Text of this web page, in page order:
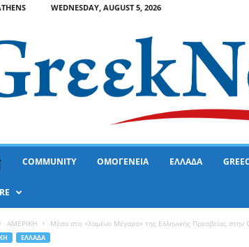
WEDNESDAY, AUGUST 5, 2026
COMMUNITY ΟΜΟΓΕΝΕΙΑ ΕΛΛΑΔΑ
ΑΜΕΡΙΚΗ Μέσα στο «Χαμένο Μέγαρο» της Ελληνικής Πρεσβείας στην
ΕΛΛΑΔΑ